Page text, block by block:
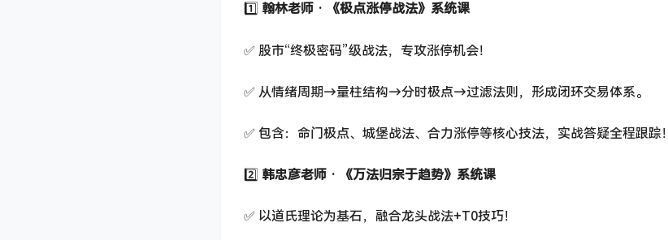
1️⃣ 翰林老师 · 《极点涨停战法》系统课
✅ 股市“终极密码”级战法，专攻涨停机会！
✅ 从情绪周期→量柱结构→分时极点→过滤法则，形成闭环交易体系。
✅ 包含：命门极点、城堡战法、合力涨停等核心技法，实战答疑全程跟踪！
2️⃣ 韩忠彦老师 · 《万法归宗于趋势》系统课
✅ 以道氏理论为基石，融合龙头战法+T0技巧！